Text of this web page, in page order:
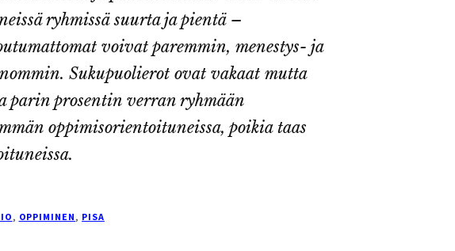
ryhmissä suurta ja pientä –
voivat paremmin, menestys- ja
Sukupuolierot ovat vakaat mutta
parin prosentin verran ryhmään
oppimisorientoituneissa, poikia taas
, OPPIMINEN, PISA